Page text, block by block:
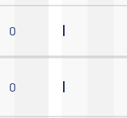
0
0